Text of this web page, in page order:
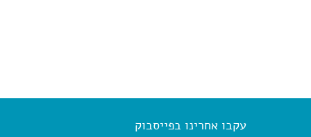
עקבו אחרינו בפייסבוק